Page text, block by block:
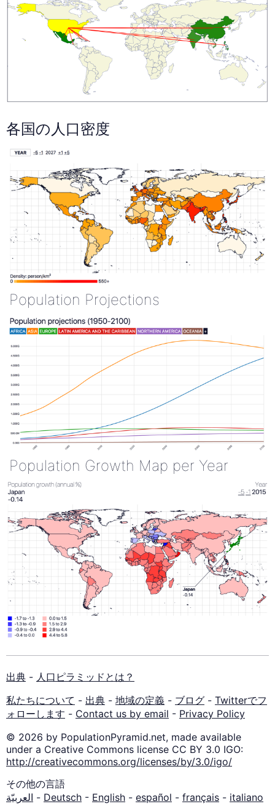
各国の人口密度
Population Projections
Population Growth Map per Year
出典 - 人口ピラミッドとは？
私たちについて - 出典 - 地域の定義 - ブログ - Twitterでフ
ォローします - Contact us by email - Privacy Policy
© 2026 by PopulationPyramid.net, made available
under a Creative Commons license CC BY 3.0 IGO:
http://creativecommons.org/licenses/by/3.0/igo/
その他の言語
العربيّة - Deutsch - English - español - français - italiano